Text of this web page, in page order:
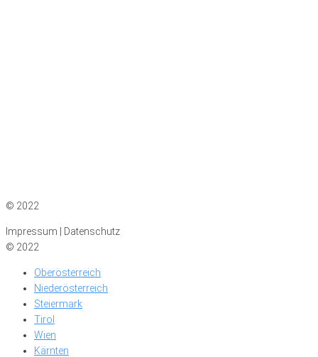
© 2022
Impressum | Datenschutz
© 2022
Oberösterreich
Niederösterreich
Steiermark
Tirol
Wien
Kärnten